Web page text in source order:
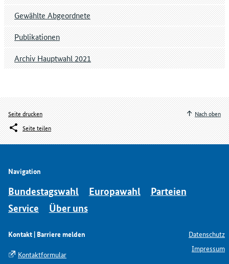
Gewählte Abgeordnete
Publikationen
Archiv Hauptwahl 2021
Seite drucken
Seite teilen
Nach oben
Navigation
Bundestagswahl Europawahl
Parteien
Service
Über uns
Kontakt | Barriere melden
Kontaktformular
Datenschutz
Impressum